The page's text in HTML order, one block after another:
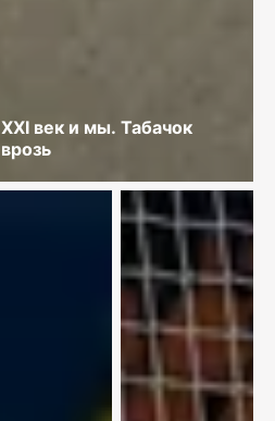
XXI век и мы. Табачок
врозь